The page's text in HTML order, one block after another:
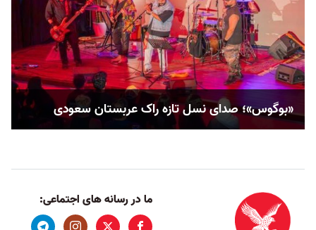
«بوگوس»؛ صدای نسل تازه راک عربستان سعودی
ما در رسانه های اجتماعی: